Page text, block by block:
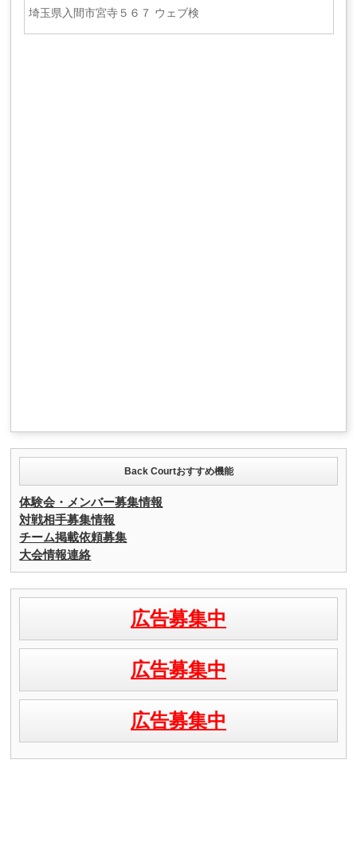
埼玉県入間市宮寺５６７ ウェブ検
Back Courtおすすめ機能
体験会・メンバー募集情報
対戦相手募集情報
チーム掲載依頼募集
大会情報連絡
広告募集中
広告募集中
広告募集中